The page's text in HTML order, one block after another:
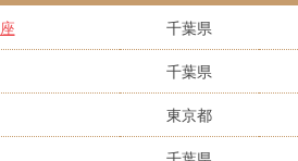
千葉県
千葉県
東京都